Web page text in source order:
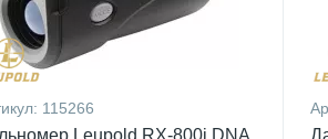
115266
Leupold RX-800i DNA